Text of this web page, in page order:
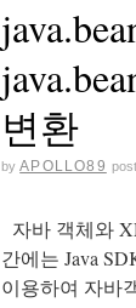
변환
by APOLLO89
자바 객체와
간에는 Java
이용하여 자바